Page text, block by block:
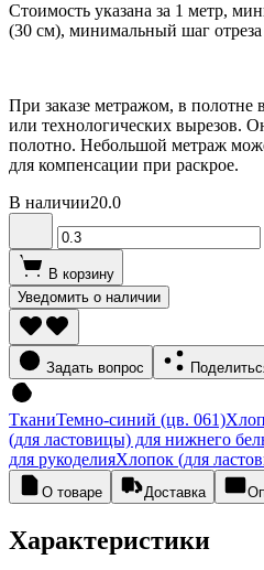
Стоимость указана за 1 метр,
(30 см), минимальный шаг
При заказе метражом, в полотне
или технологических вырезов.
полотно. Небольшой метраж
для компенсации при раскрое.
В наличии20.0
В корзину
Уведомить о наличии
Задать вопрос
ТканиТемно-синий (цв. 061)
(для ластовицы) для нижнего
для рукоделияХлопок (для
О товаре Доставка
Характеристики